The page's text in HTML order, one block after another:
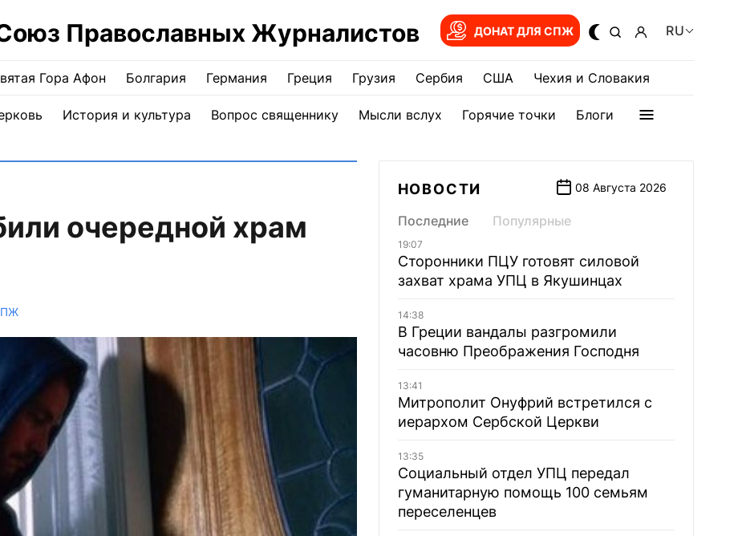
Православных Журналистов ДОНАТ ДЛЯ СПЖ RU
Гора Афон Болгария Германия Греция Грузия Сербия США Чехия и Словакия
История и культура Вопрос священнику Мысли вслух Горячие точки Блоги
очередной храм
НОВОСТИ 08 Августа 2026
Последние Популярные
19:07
Сторонники ПЦУ готовят силовой
захват храма УПЦ в Якушинцах
14:38
В Греции вандалы разгромили
часовню Преображения Господня
13:41
Митрополит Онуфрий встретился с
иерархом Сербской Церкви
13:35
Социальный отдел УПЦ передал
гуманитарную помощь 100 семьям
переселенцев